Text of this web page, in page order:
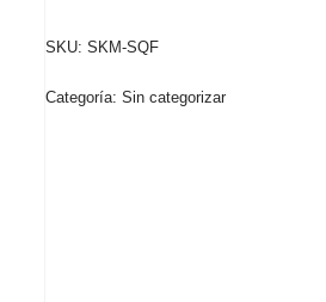
SKU:SKM-SQF
Categoría:Sin categorizar